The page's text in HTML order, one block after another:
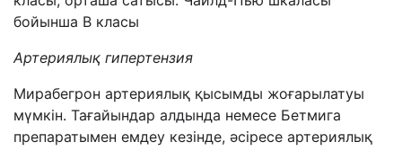
бойынша В класы
Артериялық гипертензия
Мирабегрон артериялық қысымды жоғарылатуы
мүмкін. Тағайындар алдында немесе Бетмига
препаратымен емдеу кезінде, әсіресе артериялық